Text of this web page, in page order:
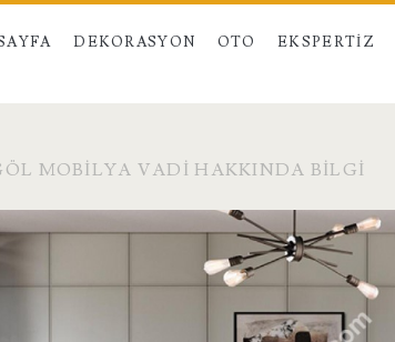
DEKORASYON OTO EKSPERTIZ
MOBILYA VADI HAKKINDA BILGI